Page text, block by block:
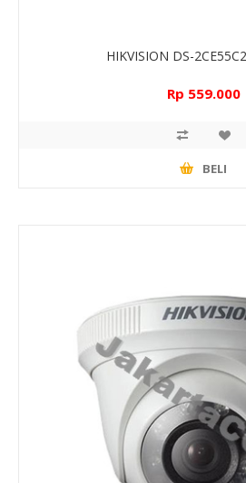
HIKVISION DS-
Rp 559.000
BELI